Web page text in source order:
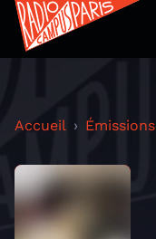
Accueil Émissions